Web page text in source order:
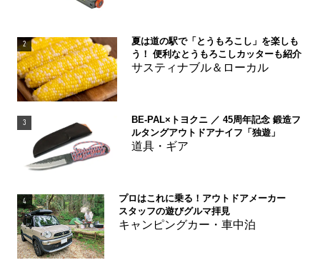
2
夏は道の駅で「とうもろこし」を楽しも
う！ 便利なとうもろこしカッターも紹介
サスティナブル＆ローカル
3
BE-PAL×トヨクニ ／ 45周年記念 鍛造フ
ルタングアウトドアナイフ「独遊」
道具・ギア
4
プロはこれに乗る！アウトドアメーカー
スタッフの遊びグルマ拝見
キャンピングカー・車中泊